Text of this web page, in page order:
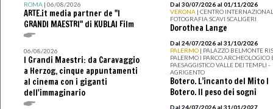
ROMA| 06/08/2026
ARTE.it media partner de "I
GRANDI MAESTRI" di KUBLAI Film
06/08/2026
I Grandi Maestri: da Caravaggio
a Herzog, cinque appuntamenti
al cinema con i giganti
dell'immaginario
Dal 30/07/2026 al 01/11/2026
VERONA | CENTRO
FOTOGRAFIA SCAVI SCALIGERI
Dorothea Lange
Dal 24/07/2026 al 31/10/2026
PALERMO | PALAZZO BELMONTE
PALERMO I PARCO ARCHEOLOGICO
PAESAGGISTICO VALLE DEI TEMPLI -
AGRIGENTO
Botero. L’incanto del Mito I
Botero. Il peso dei sogni
Dal 24/07/2026 al 31/01/2027